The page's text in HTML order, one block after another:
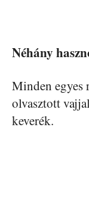
Néhány
Minden egyes
olvasztott
keverék.